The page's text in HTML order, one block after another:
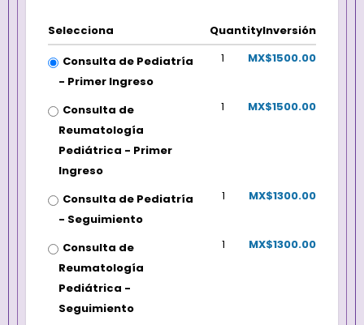
Selecciona QuantityInversión
Consulta de Pediatría
- Primer Ingreso
1 MX$1500.00
Consulta de
Reumatología
Pediátrica - Primer
Ingreso
1 MX$1500.00
Consulta de Pediatría
- Seguimiento
1 MX$1300.00
Consulta de
Reumatología
Pediátrica -
Seguimiento
1 MX$1300.00